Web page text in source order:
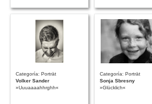
Categoría: Porträt
Volker Sander
»Uuuaaaahhrghh«
Categoría: Porträt
Sonja Sbresny
»Glücklich«